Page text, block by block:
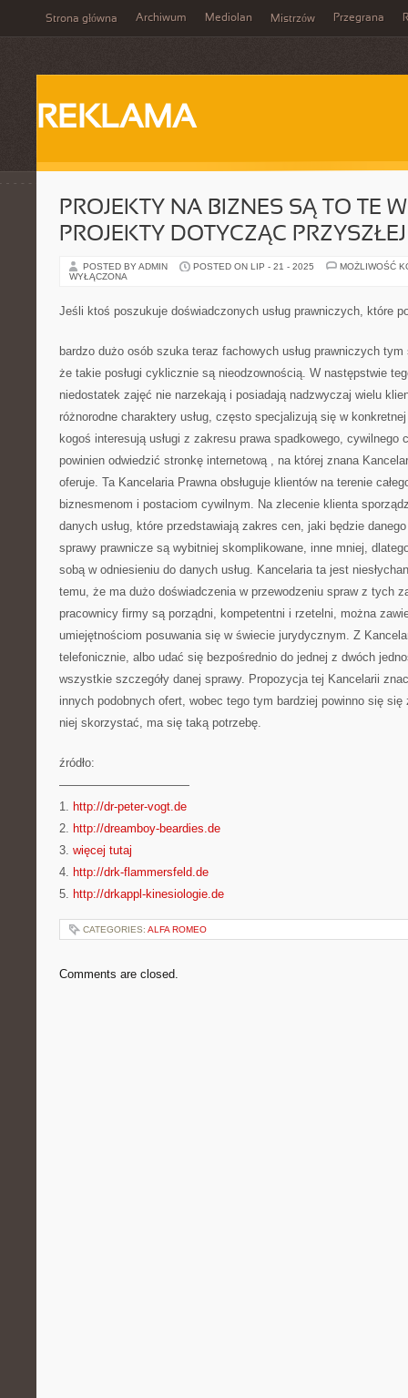
Strona główna Archiwum Mediolan Mistrzów Przegrana
REKLAMA
PROJEKTY NA BIZNES SĄ TO TE
PROJEKTY DOTYCZĄC
POSTED BY ADMIN POSTED ON LIP - 21 - 2025
MOŻLIWOŚĆ
WYŁĄCZONA
Jeśli ktoś poszukuje doświadczonych usług prawniczych, które
bardzo dużo osób szuka teraz fachowych usług prawniczych
że takie posługi cyklicznie są nieodzownością. W następstwie
niedostatek zajęć nie narzekają i posiadają nadzwyczaj wielu
różnorodne charaktery usług, często specjalizują się w
kogoś interesują usługi z zakresu prawa spadkowego, cywilnego
powinien odwiedzić stronkę internetową , na której znana
oferuje. Ta Kancelaria Prawna obsługuje klientów na terenie
biznesmenom i postaciom cywilnym. Na zlecenie klienta
danych usług, które przedstawiają zakres cen, jaki będzie
sprawy prawnicze są wybitniej skomplikowane, inne mniej,
sobą w odniesieniu do danych usług. Kancelaria ta jest
temu, że ma dużo doświadczenia w przewodzeniu spraw z tych
pracownicy firmy są porządni, kompetentni i rzetelni, można
umiejętnościom posuwania się w świecie jurydycznym. Z
telefonicznie, albo udać się bezpośrednio do jednej z dwóch
wszystkie szczegóły danej sprawy. Propozycja tej Kancelarii
innych podobnych ofert, wobec tego tym bardziej powinno się
niej skorzystać, ma się taką potrzebę.
źródło:
———————————
1. http://dr-peter-vogt.de
2. http://dreamboy-beardies.de
3. więcej tutaj
4. http://drk-flammersfeld.de
5. http://drkappl-kinesiologie.de
CATEGORIES: ALFA ROMEO
Comments are closed.